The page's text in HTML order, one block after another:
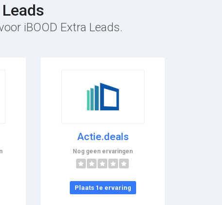
iBOOD Extra Leads.
Actie.deals
Nog geen ervaringen
Plaats 1e ervaring